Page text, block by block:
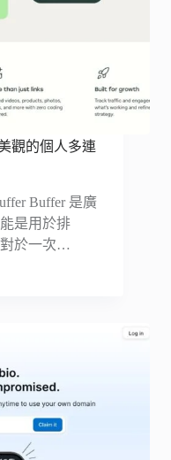
觀的個人多連
Buffer 是廣
是用於排
於一次…